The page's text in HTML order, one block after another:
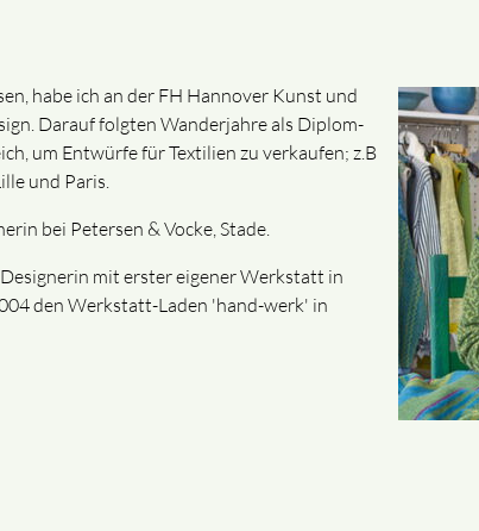
habe ich an der FH Hannover Kunst und
Darauf folgten Wanderjahre als Diplom-
um Entwürfe für Textilien zu verkaufen; z.B
und Paris.
bei Petersen & Vocke, Stade.
mit erster eigener Werkstatt in
den Werkstatt-Laden 'hand-werk' in